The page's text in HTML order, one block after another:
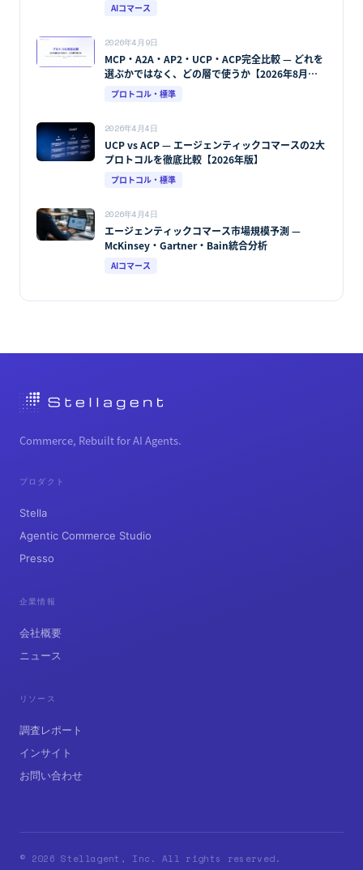
AIコマース
2026年4月9日
MCP・A2A・AP2・UCP・ACP完全比較 — どれを
選ぶかではなく、どの層で使うか【2026年8月最
新版】
プロトコル・標準
2026年4月4日
UCP vs ACP — エージェンティックコマースの2大
プロトコルを徹底比較【2026年版】
プロトコル・標準
2026年4月4日
エージェンティックコマース市場規模予測 —
McKinsey・Gartner・Bain統合分析
AIコマース
Commerce, Rebuilt for AI Agents.
プロダクト
Stella
Agentic Commerce Studio
Presso
企業情報
会社概要
ニュース
リソース
調査レポート
インサイト
お問い合わせ
© 2026 Stellagent, Inc. All rights reserved.